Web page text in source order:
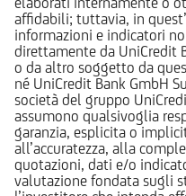
affidabili; tuttavia, in
informazioni e indicatori
direttamente da UniCredit
o da altro soggetto da
né UniCredit Bank GmbH
società del gruppo
assumono qualsivoglia
garanzia, esplicita o
all’accuratezza, alla
quotazioni, dati e/o
valutazione fondata sugli